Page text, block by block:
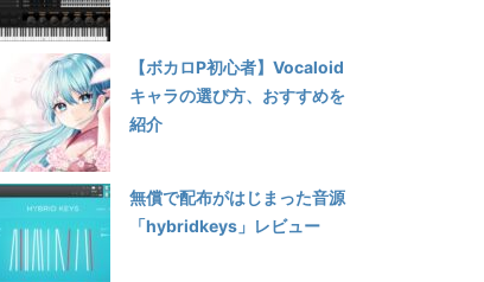
【ボカロP初心者】Vocaloid
キャラの選び方、おすすめを
紹介
無償で配布がはじまった音源
「hybridkeys」レビュー